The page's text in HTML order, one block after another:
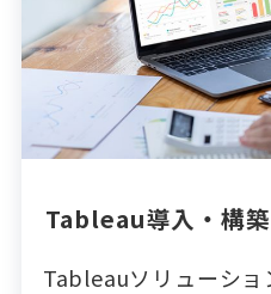
Tableau導入・構築
Tableauソリューシ